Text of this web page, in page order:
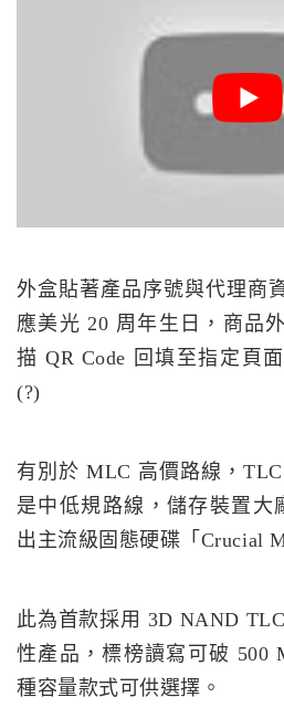
外盒貼著產品序號與代理商
應美光 20 周年生日，商品
描 QR Code 回填至指定頁
(?)
有別於 MLC 高價路線，
是中低規路線，儲存裝置大
出主流級固態硬碟「Crucial
此為首款採用 3D NAND
性產品，標榜讀寫可破 500
種容量款式可供選擇。